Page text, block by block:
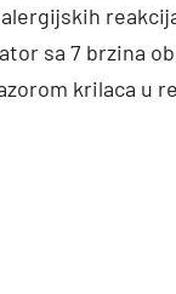
sa 7 brzina
krilaca u